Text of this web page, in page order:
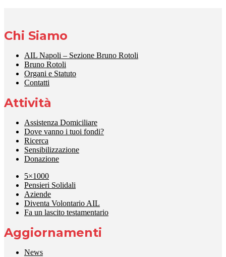
Chi Siamo
AIL Napoli – Sezione Bruno Rotoli
Bruno Rotoli
Organi e Statuto
Contatti
Attività
Assistenza Domiciliare
Dove vanno i tuoi fondi?
Ricerca
Sensibilizzazione
Donazione
5×1000
Pensieri Solidali
Aziende
Diventa Volontario AIL
Fa un lascito testamentario
Aggiornamenti
News